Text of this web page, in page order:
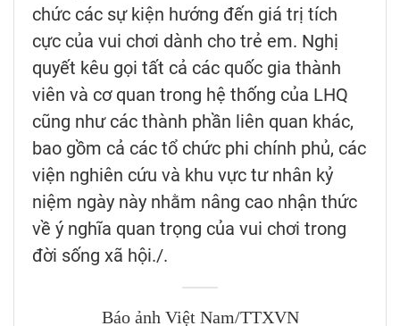
chức các sự kiện hướng đến giá trị tích
cực của vui chơi dành cho trẻ em. Nghị
quyết kêu gọi tất cả các quốc gia thành
viên và cơ quan trong hệ thống của LHQ
cũng như các thành phần liên quan khác,
bao gồm cả các tổ chức phi chính phủ, các
viện nghiên cứu và khu vực tư nhân kỷ
niệm ngày này nhằm nâng cao nhận thức
về ý nghĩa quan trọng của vui chơi trong
đời sống xã hội./.
Báo ảnh Việt Nam/TTXVN